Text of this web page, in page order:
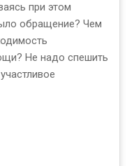
при этом
обращение? Чем
Не надо спешить